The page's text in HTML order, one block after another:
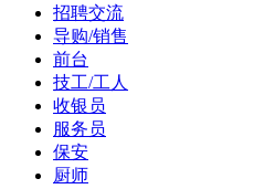
招聘交流
导购/销售
前台
技工/工人
收银员
服务员
保安
厨师